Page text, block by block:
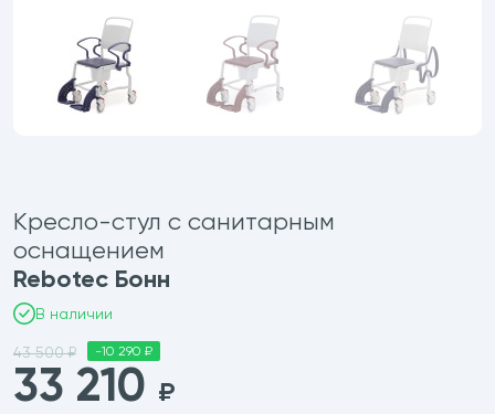
Кресло-стул с санитарным
оснащением
Rebotec Бонн
В наличии
43 500 ₽ -10 290 ₽
33 210 ₽